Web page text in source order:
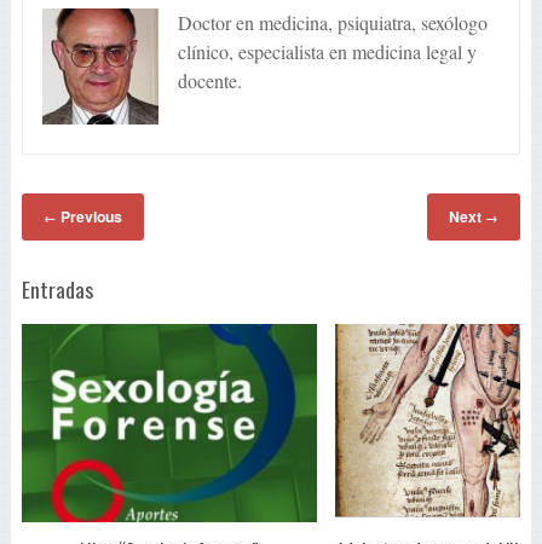
Doctor en medicina, psiquiatra, sexólogo
clínico, especialista en medicina legal y
docente.
← Previous Next →
Entradas